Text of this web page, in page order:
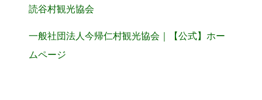
読谷村観光協会
一般社団法人今帰仁村観光協会｜【公式】ホー
ムページ